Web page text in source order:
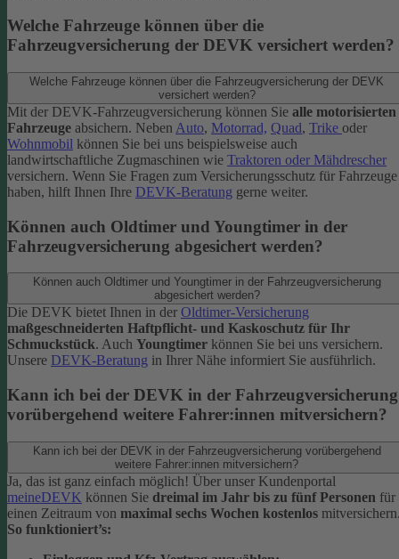
Welche Fahrzeuge können über die
Fahrzeugversicherung der DEVK versichert werden?
Welche Fahrzeuge können über die Fahrzeugversicherung der DEVK
versichert werden?
Mit der DEVK-Fahrzeugversicherung können Sie alle motorisierten
Fahrzeuge absichern. Neben Auto, Motorrad, Quad, Trike oder
Wohnmobil können Sie bei uns beispielsweise auch
landwirtschaftliche Zugmaschinen wie Traktoren oder Mähdrescher
versichern. Wenn Sie Fragen zum Versicherungsschutz für Fahrzeuge
haben, hilft Ihnen Ihre DEVK-Beratung gerne weiter.
Können auch Oldtimer und Youngtimer in der
Fahrzeugversicherung abgesichert werden?
Können auch Oldtimer und Youngtimer in der Fahrzeugversicherung
abgesichert werden?
Die DEVK bietet Ihnen in der Oldtimer-Versicherung
maßgeschneiderten Haftpflicht- und Kaskoschutz für Ihr
Schmuckstück. Auch Youngtimer können Sie bei uns versichern.
Unsere DEVK-Beratung in Ihrer Nähe informiert Sie ausführlich.
Kann ich bei der DEVK in der Fahrzeugversicherung
vorübergehend weitere Fahrer:innen mitversichern?
Kann ich bei der DEVK in der Fahrzeugversicherung vorübergehend
weitere Fahrer:innen mitversichern?
Ja, das ist ganz einfach möglich! Über unser Kundenportal
meineDEVK können Sie dreimal im Jahr bis zu fünf Personen für
einen Zeitraum von maximal sechs Wochen kostenlos
So funktioniert’s: